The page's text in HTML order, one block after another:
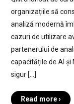
organizațiile să
analiză modernă
cazuri de utilizare
partenerului de
capacitățile de AI și
sigur […]
Read more ›